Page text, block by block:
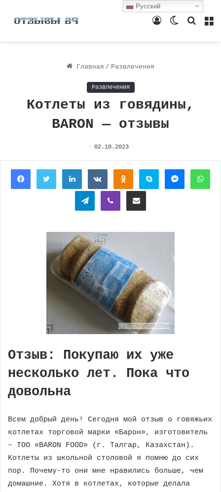
Поиск
Switch
Войти
Главная / Развлечения
Развлечения
Котлеты из говядины,
BARON — отзывы
02.10.2023
FacebookTwitterLinkedInВконтактеОдноклассники
Skype Messenger
TelegramViber Поделиться через электронную почту
Отзыв: Покупаю их уже
несколько лет. Пока что
довольна
Всем добрый день! Сегодня мой отзыв о говяжьих
котлетах торговой марки «Барон», изготовитель
– ТОО «BARON FOOD» (г. Талгар, Казахстан).
Котлеты из школьной столовой я помню до сих
пор. Почему-то они мне нравились больше, чем
домашние. Хотя в котлетах, которые делала
Русский